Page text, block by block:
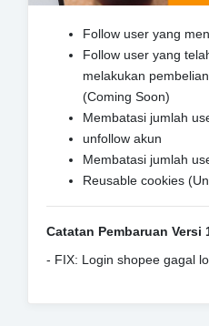
Follow user yang
Follow user yang
melakukan
(Coming Soon)
Membatasi jumlah
unfollow akun
Membatasi jumlah
Reusable cookies
Catatan Pembaruan Versi
- FIX: Login shopee gagal